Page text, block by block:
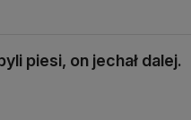
piesi, on jechał dalej.